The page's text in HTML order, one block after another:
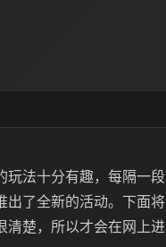
玩法十分有趣，每隔一段
出了全新的活动。下面将
清楚，所以才会在网上进